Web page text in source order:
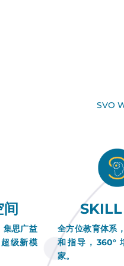
SVO
间
集思广益
级新模
全方位教育体系
和指导，360°
家。